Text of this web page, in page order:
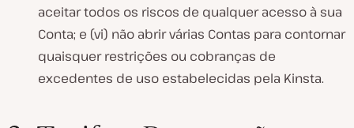
aceitar todos os riscos de qualquer acesso à sua
Conta; e (vi) não abrir várias Contas para contornar
quaisquer restrições ou cobranças de
excedentes de uso estabelecidas pela Kinsta.